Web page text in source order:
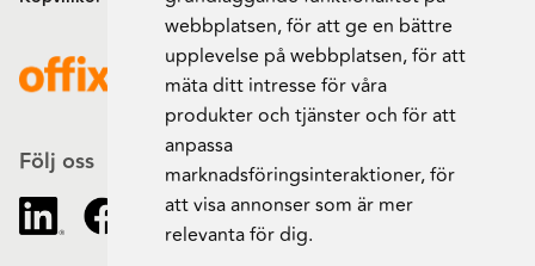
webbplatsen,för att ge en bättre
upplevelse på webbplatsen,för att
mäta ditt intresse för våra
produkter och tjänster och för att
anpassa
marknadsföringsinteraktioner,för
att visa annonser som är mer
relevanta för dig.
Följ oss